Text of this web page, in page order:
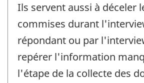
Ils servent aussi à déceler
commises durant
répondant ou par
repérer l'information
l'étape de la collecte des